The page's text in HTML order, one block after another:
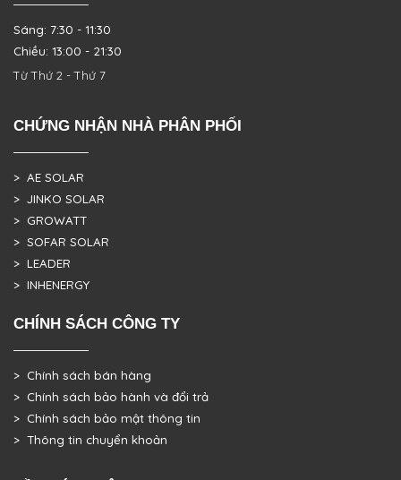
Sáng: 7:30 - 11:30
Chiều: 13:00 - 21:30
Từ Thứ 2 - Thứ 7
CHỨNG NHẬN NHÀ PHÂN PHỐI
> AE SOLAR
> JINKO SOLAR
> GROWATT
> SOFAR SOLAR
> LEADER
> INHENERGY
CHÍNH SÁCH CÔNG TY
> Chính sách bán hàng
> Chính sách bảo hành và đổi trả
> Chính sách bảo mật thông tin
> Thông tin chuyển khoản